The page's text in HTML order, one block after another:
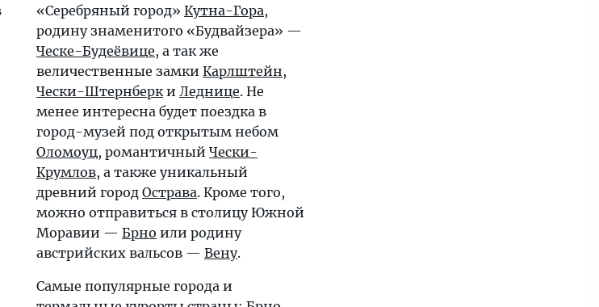
«Серебряный город» Кутна-Гора,
родину знаменитого «Будвайзера» —
Ческе-Будеёвице, а так же
величественные замки Карлштейн,
Чески-Штернберки Леднице. Не
менее интересна будет поездка в
город-музей под открытым небом
Оломоуц, романтичный Чески-
Крумлов, а также уникальный
древний город Острава. Кроме того,
можно отправиться в столицу Южной
Моравии — Брно или родину
австрийских вальсов — Вену.
Самые популярные города и